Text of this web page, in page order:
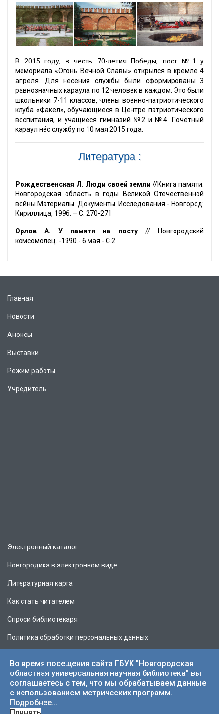
В 2015 году, в честь 70-летия Победы, пост №1 у
мемориала «Огонь Вечной Славы» открылся в кремле 4
апреля. Для несения службы были сформированы 3
равнозначных караула по 12 человек в каждом. Это были
школьники 7-11 классов, члены военно-патриотического
клуба «Факел», обучающиеся в Центре патриотического
воспитания, и учащиеся гимназий №2 и №4. Почётный
караул нёс службу по 10 мая 2015 года.
Литература :
Рождественская Л. Люди своей земли //Книга памяти.
Новгородская область в годы Великой Отечественной
войны.Материалы. Документы. Исследования.- Новгород:
Кириллица, 1996. – С. 270-271
Орлов А. У памяти на посту// Новгородский
комсомолец. -1990.- 6 мая.- С.2
Главная
Новости
Анонсы
Выставки
Режим работы
Учредитель
Электронный каталог
Новгородика в электронном виде
Литературная карта
Как стать читателем
Спроси библиотекаря
Политика обработки персональных данных
© 2026 НОУНБ.
Во время посещения сайта ГБУК "Новгородская
областная универсальная научная библиотека" вы
соглашаетесь с тем, что мы обрабатываем данные
с использованием метрических программ.
Подробнее...